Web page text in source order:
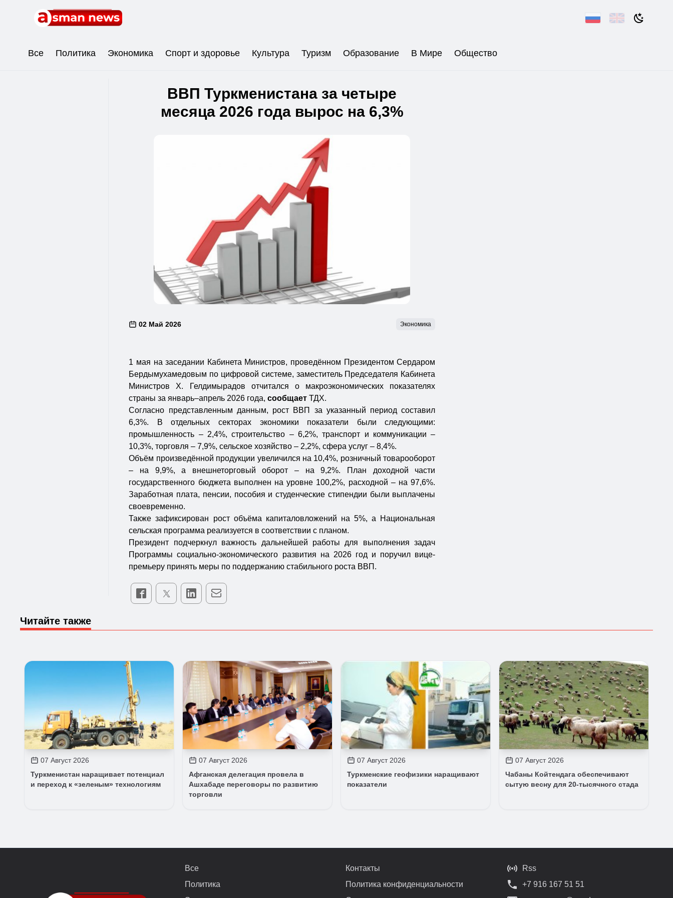
Все Политика Экономика Спорт и здоровье Культура Туризм Образование В Мире Общество
ВВП Туркменистана за четыре
месяца 2026 года вырос на 6,3%
02 Май 2026 Экономика
1 мая на заседании Кабинета Министров, проведённом Президентом Сердаром
Бердымухамедовым по цифровой системе, заместитель Председателя Кабинета
Министров Х. Гелдимырадов отчитался о макроэкономических показателях
страны за январь–апрель 2026 года,сообщает ТДХ.
Согласно представленным данным, рост ВВП за указанный период составил
6,3%. В отдельных секторах экономики показатели были следующими:
промышленность – 2,4%, строительство – 6,2%, транспорт и коммуникации –
10,3%, торговля – 7,9%, сельское хозяйство – 2,2%, сфера услуг – 8,4%.
Объём произведённой продукции увеличился на 10,4%, розничный товарооборот
– на 9,9%, а внешнеторговый оборот – на 9,2%. План доходной части
государственного бюджета выполнен на уровне 100,2%, расходной – на 97,6%.
Заработная плата, пенсии, пособия и студенческие стипендии были выплачены
своевременно.
Также зафиксирован рост объёма капиталовложений на 5%, а Национальная
сельская программа реализуется в соответствии с планом.
Президент подчеркнул важность дальнейшей работы для выполнения задач
Программы социально-экономического развития на 2026 год и поручил вице-
премьеру принять меры по поддержанию стабильного роста ВВП.
Читайте также
07 Август 2026
Туркменистан наращивает потенциал
и переход к «зеленым» технологиям
07 Август 2026
Афганская делегация провела в
Ашхабаде переговоры по развитию
торговли
07 Август 2026
Туркменские геофизики наращивают
показатели
07 Август 2026
Чабаны Койтендага обеспечивают
сытую весну для 20-тысячного стада
Все
Политика
Контакты
Политика конфиденциальности
Rss
+7 916 167 51 51